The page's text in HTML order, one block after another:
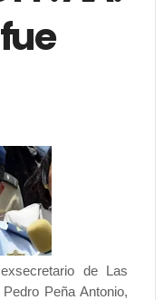
de Las
Peña Antonio,